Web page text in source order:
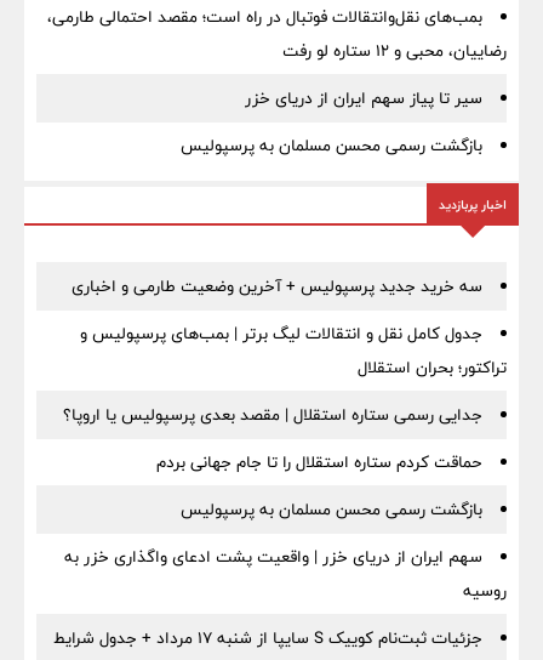
بمب‌های نقل‌وانتقالات فوتبال در راه است؛ مقصد احتمالی طارمی،
رضاییان، محبی و ۱۲ ستاره لو رفت
سیر تا پیاز سهم ایران از دریای خزر
بازگشت رسمی محسن مسلمان به پرسپولیس
اخبار پربازدید
سه خرید جدید پرسپولیس + آخرین وضعیت طارمی و اخباری
جدول کامل نقل و انتقالات لیگ برتر | بمب‌های پرسپولیس و
تراکتور؛ بحران استقلال
جدایی رسمی ستاره استقلال | مقصد بعدی پرسپولیس یا اروپا؟
حماقت کردم ستاره استقلال را تا جام جهانی بردم
بازگشت رسمی محسن مسلمان به پرسپولیس
سهم ایران از دریای خزر | واقعیت پشت ادعای واگذاری خزر به
روسیه
جزئیات ثبت‌نام کوییک S سایپا از شنبه ۱۷ مرداد + جدول شرایط